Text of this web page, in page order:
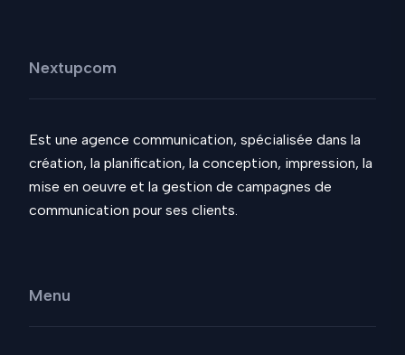
Nextupcom
Est une agence communication, spécialisée dans la
création, la planification, la conception, impression, la
mise en oeuvre et la gestion de campagnes de
communication pour ses clients.
Menu